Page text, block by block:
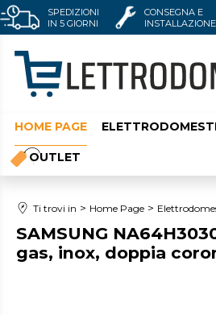
SPEDIZIONI
IN 5 GIORNI
CONSEGNA E
HOME PAGE
OUTLET
Ti trovi in Home Page
SAMSUNG
gas, inox, doppia